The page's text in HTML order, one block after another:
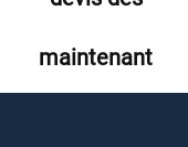
maintenant